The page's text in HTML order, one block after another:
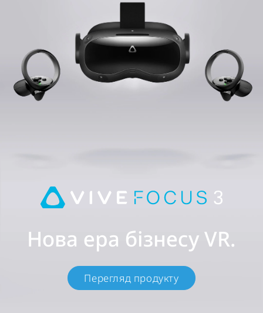
Нова ера бізнесу VR.
Перегляд продукту